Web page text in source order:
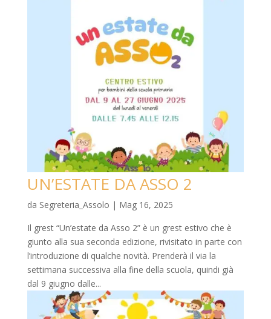
UN’ESTATE DA ASSO 2
da Segreteria_Assolo | Mag 16, 2025
Il grest “Un’estate da Asso 2” è un grest estivo che è
giunto alla sua seconda edizione, rivisitato in parte con
l’introduzione di qualche novità. Prenderà il via la
settimana successiva alla fine della scuola, quindi già
dal 9 giugno dalle...